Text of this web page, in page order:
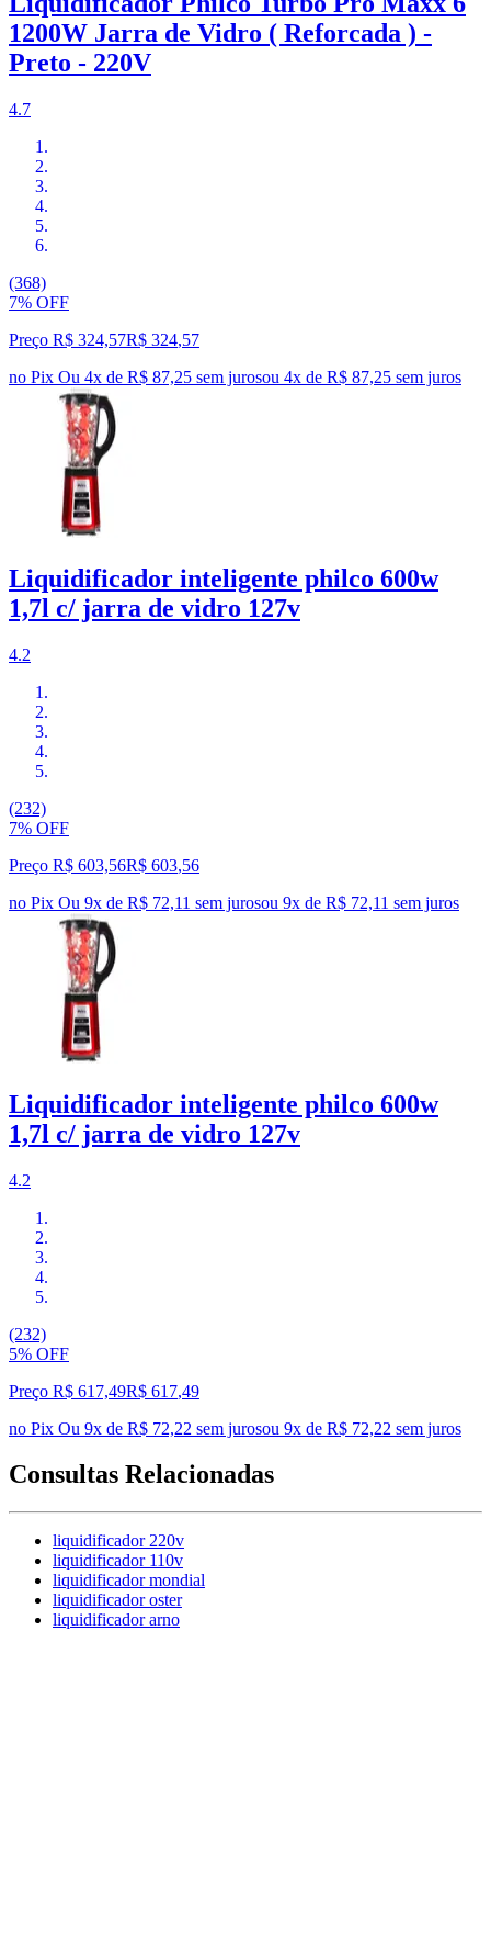
1200W Jarra de Vidro ( Reforcada ) -
Preto - 220V
4.7
(368)
7% OFF
Preço R$ 324,57R$ 324,57
no Pix Ou 4x de R$ 87,25 sem jurosou 4x de R$ 87,25 sem juros
Liquidificador inteligente philco 600w
1,7l c/ jarra de vidro 127v
4.2
(232)
7% OFF
Preço R$ 603,56R$ 603,56
no Pix Ou 9x de R$ 72,11 sem jurosou 9x de R$ 72,11 sem juros
Liquidificador inteligente philco 600w
1,7l c/ jarra de vidro 127v
4.2
(232)
5% OFF
Preço R$ 617,49R$ 617,49
no Pix Ou 9x de R$ 72,22 sem jurosou 9x de R$ 72,22 sem juros
Consultas Relacionadas
liquidificador 220v
liquidificador 110v
liquidificador mondial
liquidificador oster
liquidificador arno